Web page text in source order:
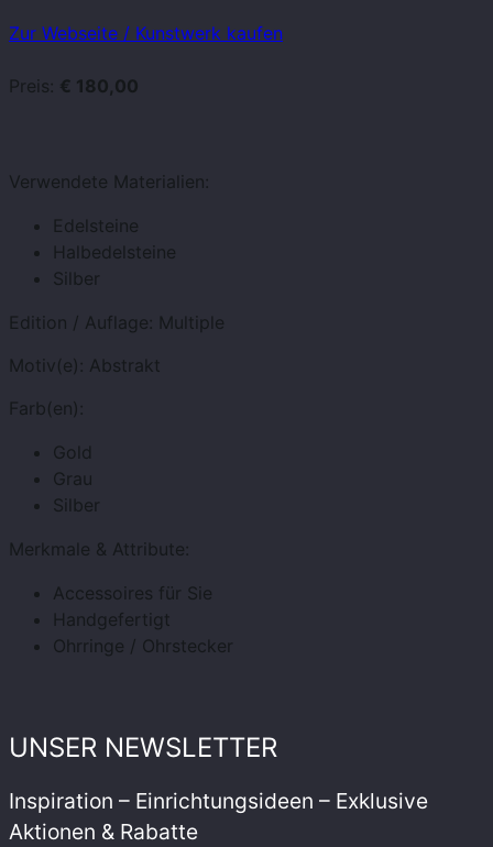
Zur Webseite / Kunstwerk kaufen
Preis: € 180,00
Verwendete Materialien:
Edelsteine
Halbedelsteine
Silber
Edition / Auflage: Multiple
Motiv(e): Abstrakt
Farb(en):
Gold
Grau
Silber
Merkmale & Attribute:
Accessoires für Sie
Handgefertigt
Ohrringe / Ohrstecker
UNSER NEWSLETTER
Inspiration – Einrichtungsideen – Exklusive
Aktionen & Rabatte